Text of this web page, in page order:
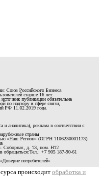
Союз Российского Бизнеса
старше 16 лет.
публикации обязательна
по надзору в сфере связи,
РФ 11.02.2019 года.
аналитика), реклама в соответствии с
страны
«Наш Регион» (ОГРН 1106230001173)
Соборная, д. 13, пом. Н12
обращаться:Тел.: +7 905 187-90-61
потребителей»
происходит обработка и